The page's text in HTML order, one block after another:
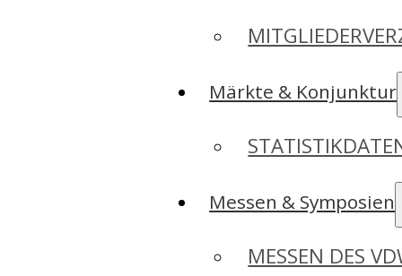
Märkte & Konjunktur
Messen & Symposien
MESSEN DES